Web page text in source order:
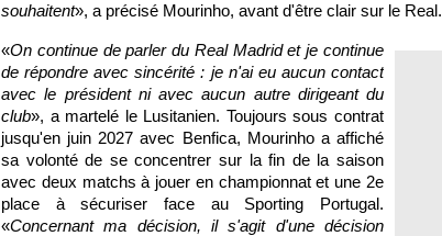
souhaitent», a précisé Mourinho, avant d'être clair sur le Real.
«On continue de parler du Real Madrid et je continue
de répondre avec sincérité : je n'ai eu aucun contact
avec le président ni avec aucun autre dirigeant du
club», a martelé le Lusitanien. Toujours sous contrat
jusqu'en juin 2027 avec Benfica, Mourinho a affiché
sa volonté de se concentrer sur la fin de la saison
avec deux matchs à jouer en championnat et une 2e
place à sécuriser face au Sporting Portugal.
«Concernant ma décision, il s'agit d'une décision